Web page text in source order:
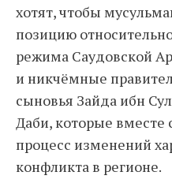
хотят, чтобы
позицию
режима Саудовской
и никчёмные
сыновья Зайда ибн
Даби, которые
процесс изменений
конфликта в регионе.